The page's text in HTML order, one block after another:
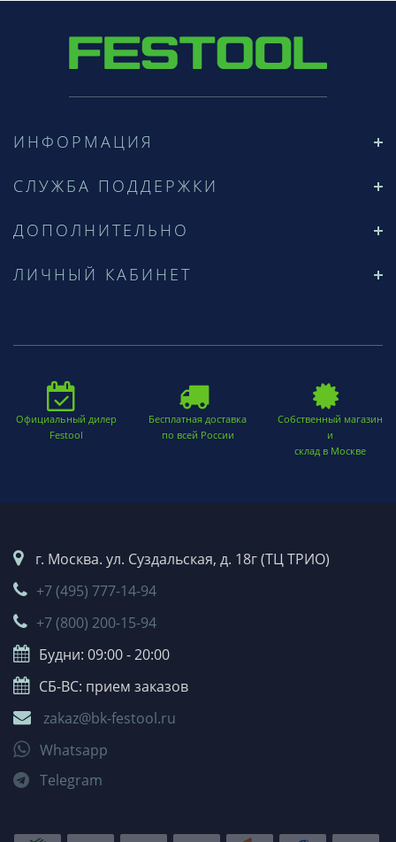
ИНФОРМАЦИЯ
СЛУЖБА ПОДДЕРЖКИ
ДОПОЛНИТЕЛЬНО
ЛИЧНЫЙ КАБИНЕТ
Официальный дилер
Festool
Бесплатная доставка
по всей России
Собственный магазин
и
склад в Москве
г. Москва. ул. Суздальская, д. 18г (ТЦ ТРИО)
+7 (495) 777-14-94
+7 (800) 200-15-94
Будни: 09:00 - 20:00
СБ-ВС: прием заказов
zakaz@bk-festool.ru
Whatsapp
Telegram